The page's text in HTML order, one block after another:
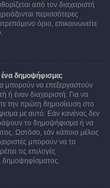
από τον διαχειριστή
περισσότερες
όριο, επικοινωνείτε
δημοψήφισμα;
μπορούν να επεξεργαστούν
ή έναν διαχειριστή. Για να
την πρώτη δημοσίευση στο
με αυτό. Εάν κανένας δεν
το δημοψήφισμα ή να
Ωστόσο, εάν κάποιο μέλος
μπορούν να το
τις επιλογές
δημοψηφίσματος.